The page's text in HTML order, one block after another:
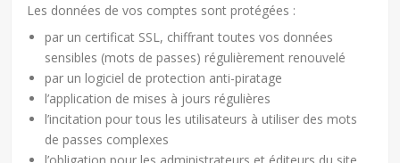
Les données de vos comptes sont protégées :
par un certificat SSL, chiffrant toutes vos données
sensibles (mots de passes) régulièrement renouvelé
par un logiciel de protection anti-piratage
l’application de mises à jours régulières
l’incitation pour tous les utilisateurs à utiliser des mots
de passes complexes